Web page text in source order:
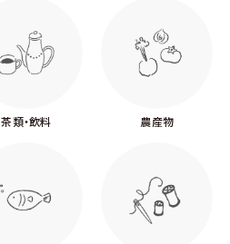
茶類・飲料 農産物